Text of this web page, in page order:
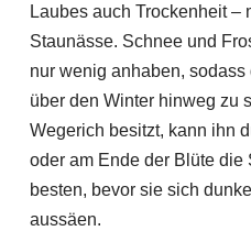
Laubes auch Trockenheit –
Staunässe. Schnee und
nur wenig anhaben,
über den Winter hinweg zu
Wegerich besitzt, kann ihn
oder am Ende der Blüte
besten, bevor sie sich
aussäen.